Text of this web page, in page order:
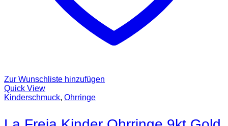
Zur Wunschliste hinzufügen
Quick View
Kinderschmuck, Ohrringe